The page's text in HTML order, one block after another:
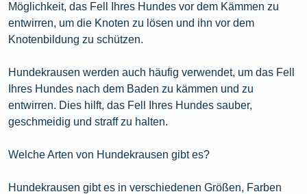
Möglichkeit, das Fell Ihres Hundes vor dem Kämmen zu
entwirren, um die Knoten zu lösen und ihn vor dem
Knotenbildung zu schützen.
Hundekrausen werden auch häufig verwendet, um das Fell
Ihres Hundes nach dem Baden zu kämmen und zu
entwirren. Dies hilft, das Fell Ihres Hundes sauber,
geschmeidig und straff zu halten.
Welche Arten von Hundekrausen gibt es?
Hundekrausen gibt es in verschiedenen Größen, Farben